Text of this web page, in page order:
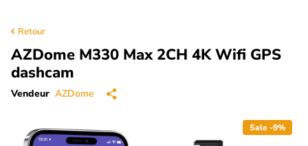
Retour
AZDome M330 Max 2CH 4K Wifi GPS
dashcam
Vendeur AZDome
Sale -9%